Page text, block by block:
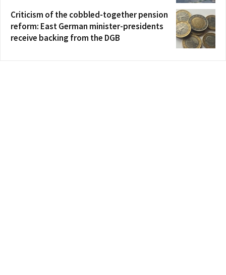
Criticism of the cobbled-together pension
reform: East German minister-presidents
receive backing from the DGB